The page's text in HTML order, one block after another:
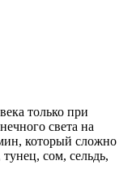
только при
света на
который сложно
сом, сельдь,